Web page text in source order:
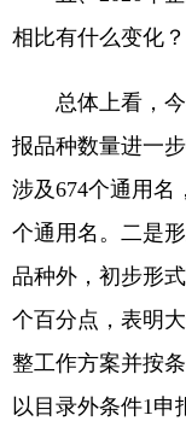
相比有什么变化？
总体上看，今
报品种数量进一
涉及674个通用名
个通用名。二是
品种外，初步形
个百分点，表明
整工作方案并按
以目录外条件1申